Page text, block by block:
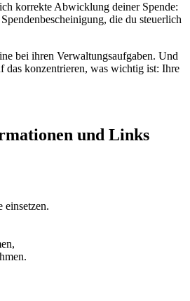
korrekte Abwicklung deiner Spende:
die du steuerlich
bei ihren Verwaltungsaufgaben. Und
das konzentrieren, was wichtig ist: Ihre
und Links
einsetzen.
,